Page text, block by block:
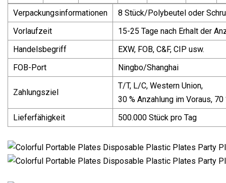
Verpackungsinformationen
8 Stück/Polybeutel oder
Vorlaufzeit
15-25 Tage nach Erhalt der
Handelsbegriff
EXW, FOB, C&F, CIP usw.
FOB-Port
Ningbo/Shanghai
Zahlungsziel
T/T, L/C, Western Union,
30 % Anzahlung im Voraus,
Lieferfähigkeit
500.000 Stück pro Tag